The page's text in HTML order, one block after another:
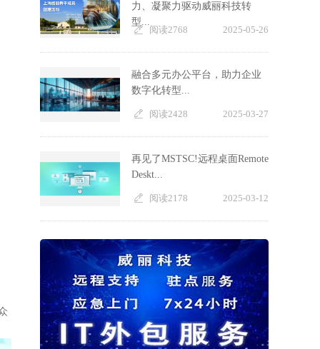
力、凝聚力驱动威丽科技转
型...
阅读2768 2025-05-26
融合多元办公平台，助力企业
数字化转型...
阅读2428 2025-03-27
再见了MSTSC!远程桌面Remote
Deskt...
阅读2178 2025-03-12